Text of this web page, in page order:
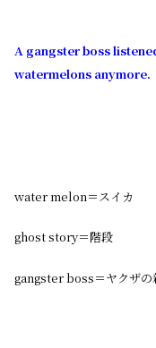
A gangster boss
watermelons anymore.
water melon＝スイカ
ghost story＝階段
gangster boss＝ヤクザの